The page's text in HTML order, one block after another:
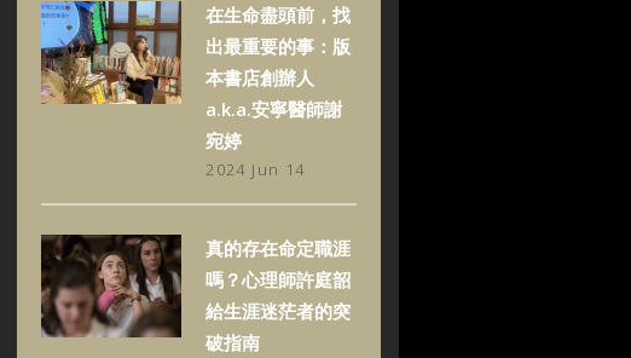
在生命盡頭前，找
出最重要的事：版
本書店創辦人
a.k.a.安寧醫師謝
宛婷
2024 Jun 14
真的存在命定職涯
嗎？心理師許庭韶
給生涯迷茫者的突
破指南